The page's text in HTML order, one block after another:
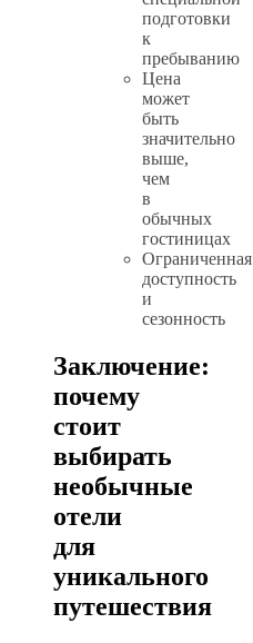
подготовки
к
пребыванию
Цена
может
быть
значительно
выше,
чем
в
обычных
гостиницах
Ограниченная
доступность
и
сезонность
Заключение:
почему
стоит
выбирать
необычные
отели
для
уникального
путешествия